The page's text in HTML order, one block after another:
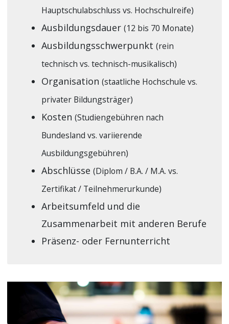
Hauptschulabschluss vs. Hochschulreife)
Ausbildungsdauer (12 bis 70 Monate)
Ausbildungsschwerpunkt (rein
technisch vs. technisch-musikalisch)
Organisation (staatliche Hochschule vs.
privater Bildungsträger)
Kosten (Studiengebühren nach
Bundesland vs. variierende
Ausbildungsgebühren)
Abschlüsse (Diplom / B.A. / M.A. vs.
Zertifikat / Teilnehmerurkunde)
Arbeitsumfeld und die
Zusammenarbeit mit anderen Berufe
Präsenz- oder Fernunterricht